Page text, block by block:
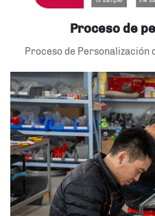
Proceso de
Proceso de Personalización